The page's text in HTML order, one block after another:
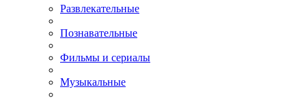
Развлекательные
Познавательные
Фильмы и сериалы
Музыкальные